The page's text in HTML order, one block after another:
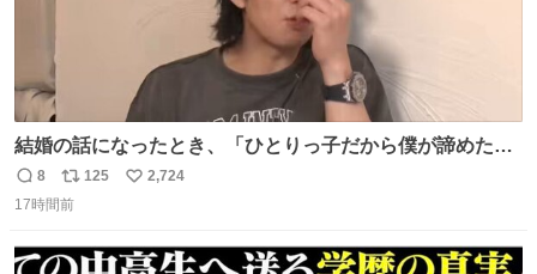
結婚の話になったとき、「ひとりっ子だから僕が諦めた瞬
間に一族が潰える」「死ぬとき1人とか嫌」だから結婚願
望は"ある"って答えたものの、結局「（結婚は）向いてね
えて言葉を選んで、まるく収めてくれたんだなと思った
返
信
8
リ
ポ
ト
125
い
数
2,724
17時間前